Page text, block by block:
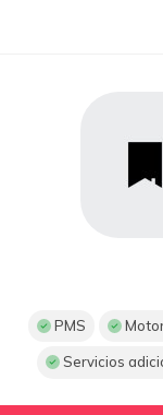
PMS
Servicios